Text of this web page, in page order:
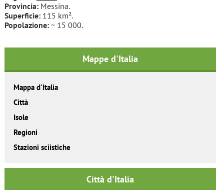
Provincia:Messina.
Superficie:115 km².
Popolazione:~ 15 000.
Mappe d'Italia
Mappa d'Italia
Città
Isole
Regioni
Stazioni sciistiche
Città d'Italia